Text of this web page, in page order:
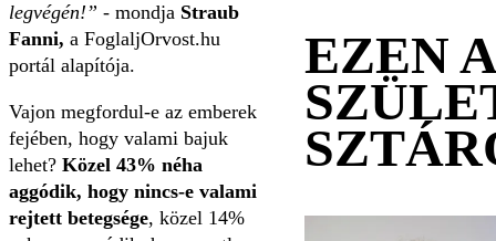
legvégén!” - mondja Straub
Fanni, a FoglaljOrvost.hu
portál alapítója.
Vajon megfordul-e az emberek
fejében, hogy valami bajuk
lehet? Közel 43% néha
aggódik, hogy nincs-e valami
rejtett betegsége, közel 14%
EZEN